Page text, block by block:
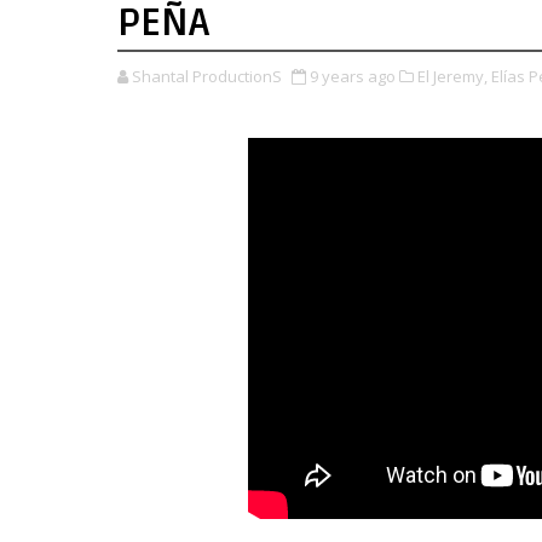
PEÑA
Shantal ProductionS 9 years ago El Jeremy, Elías